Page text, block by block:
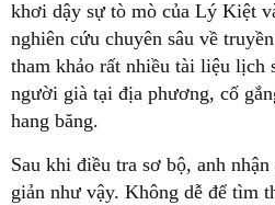
khơi dậy sự tò mò của Lý Kiệt
nghiên cứu chuyên sâu về
tham khảo rất nhiều tài liệu lịch
người già tại địa phương, cố
hang băng.
Sau khi điều tra sơ bộ, anh
giản như vậy. Không dễ để tìm